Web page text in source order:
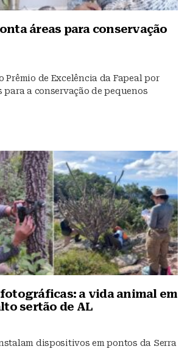
áreas para conservação
Prêmio de Excelência da Fapeal por
para a conservação de pequenos
a vida animal em
sertão de AL
dispositivos em pontos da Serra